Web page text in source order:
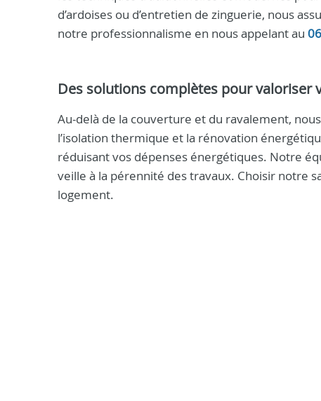
d’ardoises ou d’entretien de zinguerie, nous
notre professionnalisme en nous appelant au
Des solutions complètes pour valoriser
Au-delà de la couverture et du ravalement,
l’isolation thermique et la rénovation
réduisant vos dépenses énergétiques. Notre
veille à la pérennité des travaux. Choisir notre
logement.